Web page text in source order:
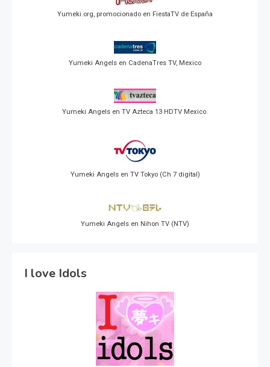
Yumeki.org, promocionado en FiestaTV de España
Yumeki Angels en CadenaTres TV, Mexico
Yumeki Angels en TV Azteca 13 HDTV Mexico.
Yumeki Angels en TV Tokyo (Ch 7 digital)
Yumeki Angels en Nihon TV (NTV)
I love Idols